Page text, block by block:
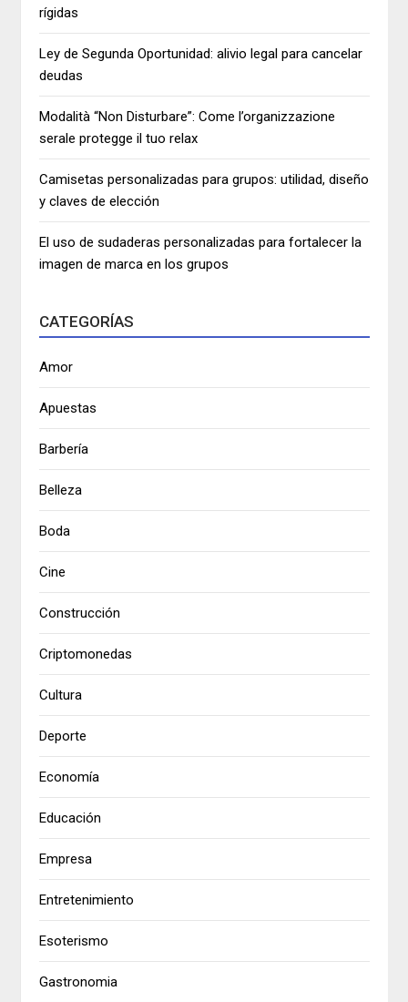
rígidas
Ley de Segunda Oportunidad: alivio legal para cancelar
deudas
Modalità “Non Disturbare”: Come l’organizzazione
serale protegge il tuo relax
Camisetas personalizadas para grupos: utilidad, diseño
y claves de elección
El uso de sudaderas personalizadas para fortalecer la
imagen de marca en los grupos
CATEGORÍAS
Amor
Apuestas
Barbería
Belleza
Boda
Cine
Construcción
Criptomonedas
Cultura
Deporte
Economía
Educación
Empresa
Entretenimiento
Esoterismo
Gastronomia